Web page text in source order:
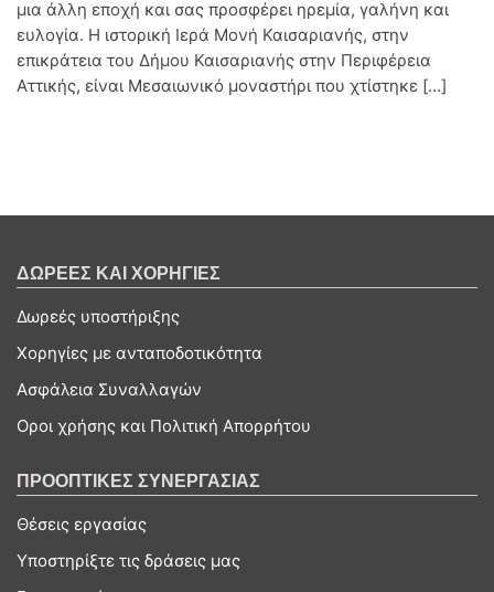
μια άλλη εποχή και σας προσφέρει ηρεμία, γαλήνη και
ευλογία. Η ιστορική Ιερά Μονή Καισαριανής, στην
επικράτεια του Δήμου Καισαριανής στην Περιφέρεια
Αττικής, είναι Μεσαιωνικό μοναστήρι που χτίστηκε […]
ΔΩΡΕΕΣ ΚΑΙ ΧΟΡΗΓΙΕΣ
Δωρεές υποστήριξης
Χορηγίες με ανταποδοτικότητα
Ασφάλεια Συναλλαγών
Οροι χρήσης και Πολιτική Απορρήτου
ΠΡΟΟΠΤΙΚΕΣ ΣΥΝΕΡΓΑΣΙΑΣ
Θέσεις εργασίας
Υποστηρίξτε τις δράσεις μας